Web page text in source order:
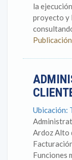
la
proyecto y
Ubicación:
Ardoz Alto
Funciones